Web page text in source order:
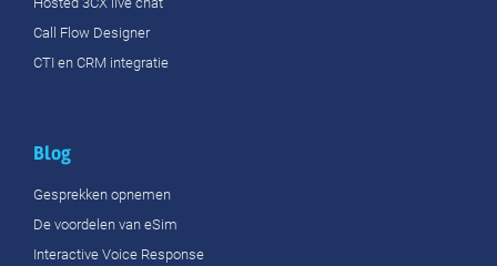
Call Flow Designer
CTI en CRM integratie
Blog
Gesprekken opnemen
De voordelen van eSim
Interactive Voice Response